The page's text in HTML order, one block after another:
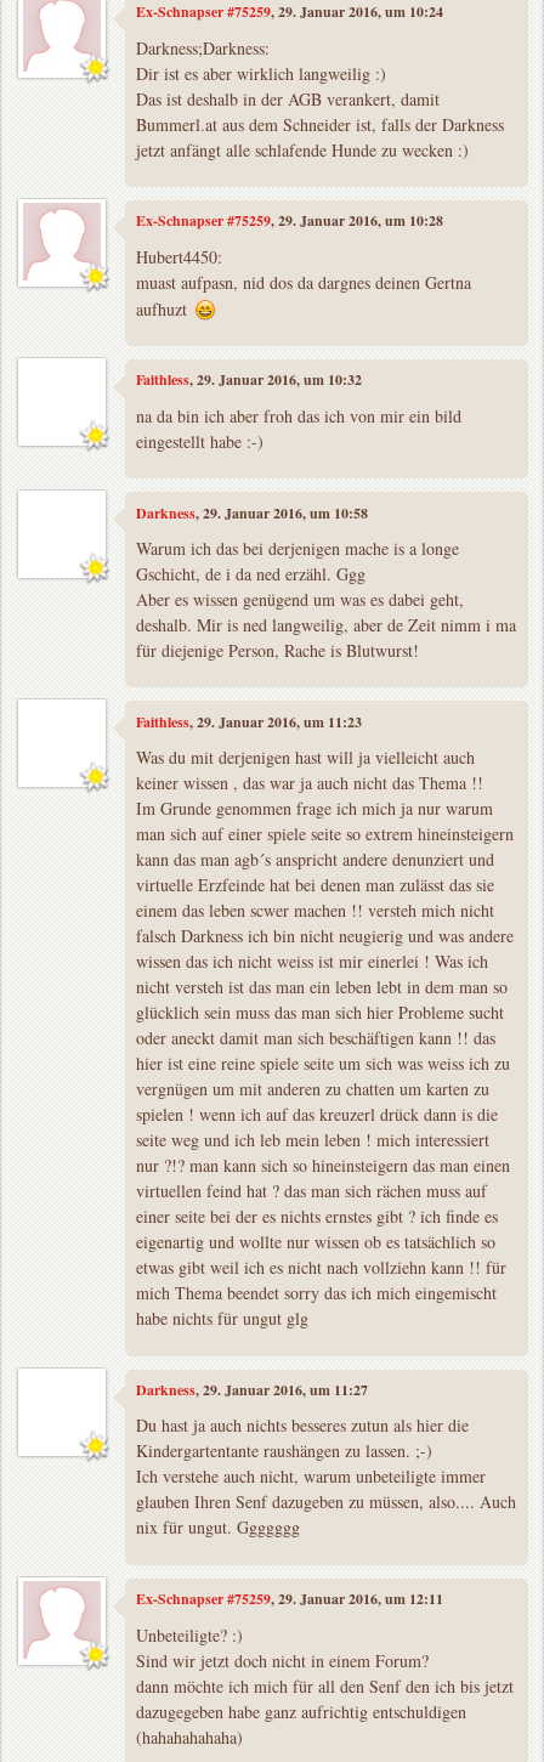
Ex-Schnapser #75259, 29. Januar 2016, um 10:24
Darkness;Darkness:
Dir ist es aber wirklich langweilig :)
Das ist deshalb in der AGB verankert, damit
Bummerl.at aus dem Schneider ist, falls der Darkness
jetzt anfängt alle schlafende Hunde zu wecken :)
Ex-Schnapser #75259, 29. Januar 2016, um 10:28
Hubert4450:
muast aufpasn, nid dos da dargnes deinen Gertna
aufhuzt
Faithless, 29. Januar 2016, um 10:32
na da bin ich aber froh das ich von mir ein bild
eingestellt habe :-)
Darkness, 29. Januar 2016, um 10:58
Warum ich das bei derjenigen mache is a longe
Gschicht, de i da ned erzähl. Ggg
Aber es wissen genügend um was es dabei geht,
deshalb. Mir is ned langweilig, aber de Zeit nimm i ma
für diejenige Person, Rache is Blutwurst!
Faithless, 29. Januar 2016, um 11:23
Was du mit derjenigen hast will ja vielleicht auch
keiner wissen , das war ja auch nicht das Thema !!
Im Grunde genommen frage ich mich ja nur warum
man sich auf einer spiele seite so extrem hineinsteigern
kann das man agb´s anspricht andere denunziert und
virtuelle Erzfeinde hat bei denen man zulässt das sie
einem das leben scwer machen !! versteh mich nicht
falsch Darkness ich bin nicht neugierig und was andere
wissen das ich nicht weiss ist mir einerlei ! Was ich
nicht versteh ist das man ein leben lebt in dem man so
glücklich sein muss das man sich hier Probleme sucht
oder aneckt damit man sich beschäftigen kann !! das
hier ist eine reine spiele seite um sich was weiss ich zu
vergnügen um mit anderen zu chatten um karten zu
spielen ! wenn ich auf das kreuzerl drück dann is die
seite weg und ich leb mein leben ! mich interessiert
nur ?!? man kann sich so hineinsteigern das man einen
virtuellen feind hat ? das man sich rächen muss auf
einer seite bei der es nichts ernstes gibt ? ich finde es
eigenartig und wollte nur wissen ob es tatsächlich so
etwas gibt weil ich es nicht nach vollziehn kann !! für
mich Thema beendet sorry das ich mich eingemischt
habe nichts für ungut glg
Darkness, 29. Januar 2016, um 11:27
Du hast ja auch nichts besseres zutun als hier die
Kindergartentante raushängen zu lassen. ;-)
Ich verstehe auch nicht, warum unbeteiligte immer
glauben Ihren Senf dazugeben zu müssen, also.... Auch
nix für ungut. Ggggggg
Ex-Schnapser #75259, 29. Januar 2016, um 12:11
Unbeteiligte? :)
Sind wir jetzt doch nicht in einem Forum?
dann möchte ich mich für all den Senf den ich bis jetzt
dazugegeben habe ganz aufrichtig entschuldigen
(hahahahahaha)